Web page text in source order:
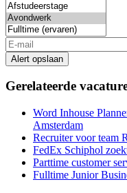
Alert opslaan
Gerelateerde
Word Inhouse
Amsterdam
Recruiter voor team
FedEx Schiphol
Parttime customer
Fulltime Junior